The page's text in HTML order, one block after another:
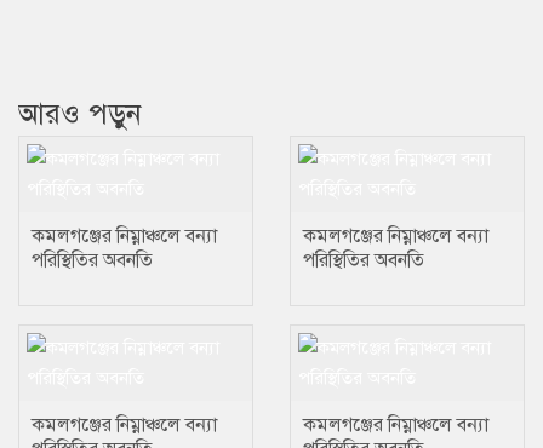
আরও পড়ুন
কমলগঞ্জের নিম্নাঞ্চলে বন্যা
পরিস্থিতির অবনতি
কমলগঞ্জের নিম্নাঞ্চলে বন্যা
পরিস্থিতির অবনতি
কমলগঞ্জের নিম্নাঞ্চলে বন্যা
কমলগঞ্জের নিম্নাঞ্চলে বন্যা